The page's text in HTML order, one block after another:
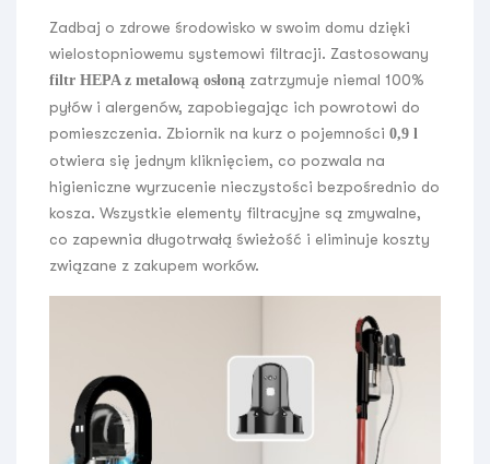
Zadbaj o zdrowe środowisko w swoim domu dzięki
wielostopniowemu systemowi filtracji. Zastosowany
filtr HEPA z metalową osłoną zatrzymuje niemal 100%
pyłów i alergenów, zapobiegając ich powrotowi do
pomieszczenia. Zbiornik na kurz o pojemności 0,9 l
otwiera się jednym kliknięciem, co pozwala na
higieniczne wyrzucenie nieczystości bezpośrednio do
kosza. Wszystkie elementy filtracyjne są zmywalne,
co zapewnia długotrwałą świeżość i eliminuje koszty
związane z zakupem worków.